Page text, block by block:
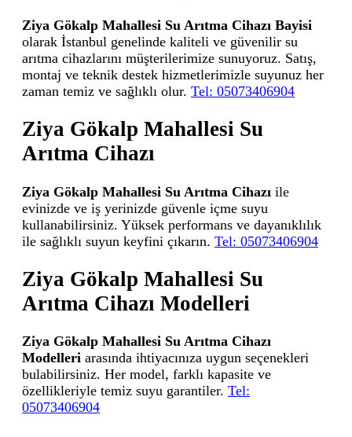
Ziya Gökalp Mahallesi Su Arıtma Cihazı Bayisi
olarak İstanbul genelinde kaliteli ve güvenilir su
arıtma cihazlarını müşterilerimize sunuyoruz. Satış,
montaj ve teknik destek hizmetlerimizle suyunuz her
zaman temiz ve sağlıklı olur. Tel: 05073406904
Ziya Gökalp Mahallesi Su
Arıtma Cihazı
Ziya Gökalp Mahallesi Su Arıtma Cihazı ile
evinizde ve iş yerinizde güvenle içme suyu
kullanabilirsiniz. Yüksek performans ve dayanıklılık
ile sağlıklı suyun keyfini çıkarın. Tel: 05073406904
Ziya Gökalp Mahallesi Su
Arıtma Cihazı Modelleri
Ziya Gökalp Mahallesi Su Arıtma Cihazı
Modelleri arasında ihtiyacınıza uygun seçenekleri
bulabilirsiniz. Her model, farklı kapasite ve
özellikleriyle temiz suyu garantiler. Tel:
05073406904